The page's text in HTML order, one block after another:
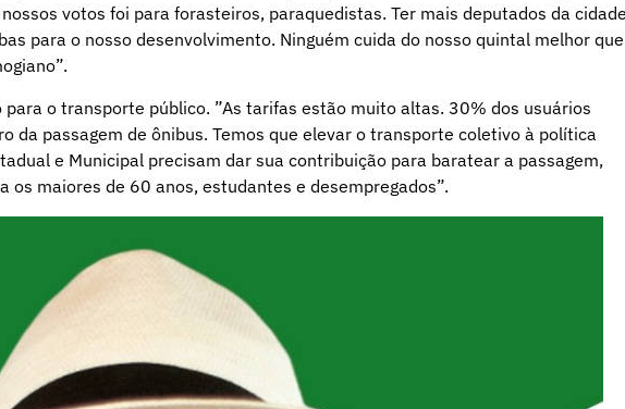
votos foi para forasteiros, paraquedistas. Ter mais deputados da
para o nosso desenvolvimento. Ninguém cuida do nosso quintal melhor que
o transporte público. ”As tarifas estão muito altas. 30% dos usuários
da passagem de ônibus. Temos que elevar o transporte coletivo à política
e Municipal precisam dar sua contribuição para baratear a passagem,
maiores de 60 anos, estudantes e desempregados”.